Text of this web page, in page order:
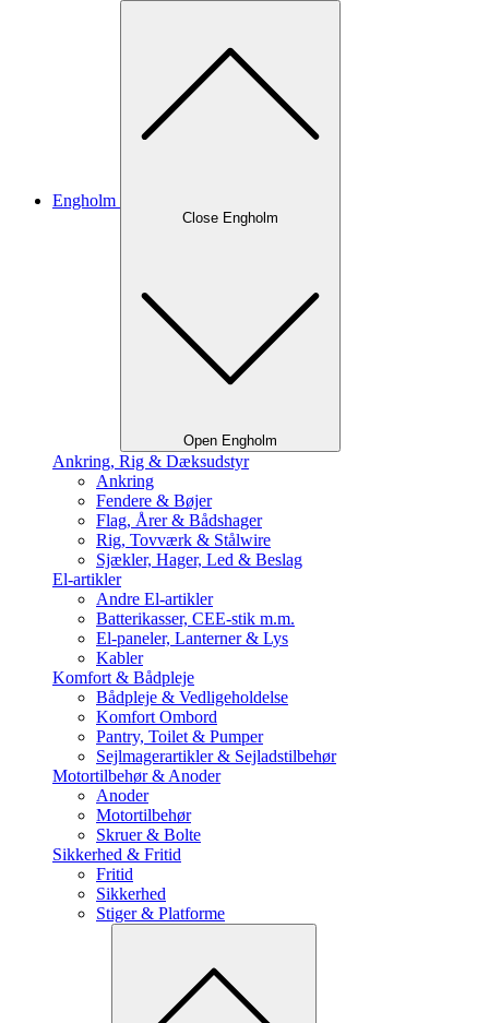
Engholm
Close Engholm
Open Engholm
Ankring, Rig & Dæksudstyr
Ankring
Fendere & Bøjer
Flag, Årer & Bådshager
Rig, Tovværk & Stålwire
Sjækler, Hager, Led & Beslag
El-artikler
Andre El-artikler
Batterikasser, CEE-stik m.m.
El-paneler, Lanterner & Lys
Kabler
Komfort & Bådpleje
Bådpleje & Vedligeholdelse
Komfort Ombord
Pantry, Toilet & Pumper
Sejlmagerartikler & Sejladstilbehør
Motortilbehør & Anoder
Anoder
Motortilbehør
Skruer & Bolte
Sikkerhed & Fritid
Fritid
Sikkerhed
Stiger & Platforme